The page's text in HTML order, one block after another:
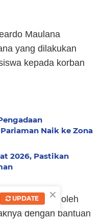
Maulana
yang dilakukan
kepada korban
Naik ke Zona
2026, Pastikan
yang dialami oleh
dengan bantuan
×
UPDATE